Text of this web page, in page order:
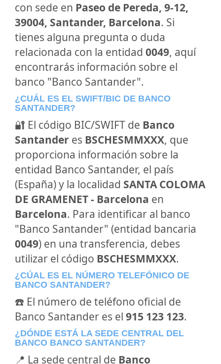
con sede en Paseo de Pereda, 9-12,
39004, Santander, Barcelona. Si
tienes alguna pregunta o duda
relacionada con la entidad 0049, aquí
encontrarás información sobre el
banco "Banco Santander".
¿CUÁL ES EL SWIFT/BIC DE BANCO
SANTANDER?
🔐 El código BIC/SWIFT de Banco
Santander es BSCHESMMXXX, que
proporciona información sobre la
entidad Banco Santander, el país
(España) y la localidad SANTA COLOMA
DE GRAMENET - Barcelona en
Barcelona. Para identificar al banco
"Banco Santander" (entidad bancaria
0049) en una transferencia, debes
utilizar el código BSCHESMMXXX.
¿CÚAL ES EL NÚMERO TELEFÓNICO DE
BANCO SANTANDER?
☎️ El número de teléfono oficial de
Banco Santander es el 915 123 123.
¿DÓNDE ESTÁ LA SEDE CENTRAL DEL
BANCO BANCO SANTANDER?
📍 La sede central de Banco